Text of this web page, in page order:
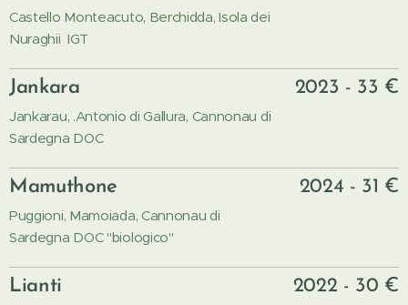
Castello Monteacuto, Berchidda, Isola dei
Nuraghii IGT
Jankara
Jankarau, .Antonio di Gallura, Cannonau di
Sardegna DOC
2023 - 33 €
Mamuthone
Puggioni, Mamoiada, Cannonau di
Sardegna DOC "biologico"
2024 - 31 €
Lianti 2022 - 30 €